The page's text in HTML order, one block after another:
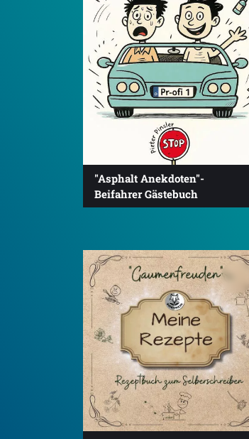
"Asphalt Anekdoten"-
Beifahrer Gästebuch